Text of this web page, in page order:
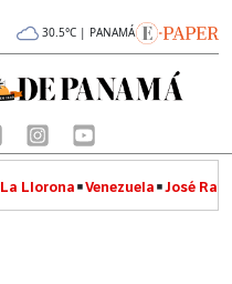
30.5°C | PANAMÁ
La Llorona Venezuela José